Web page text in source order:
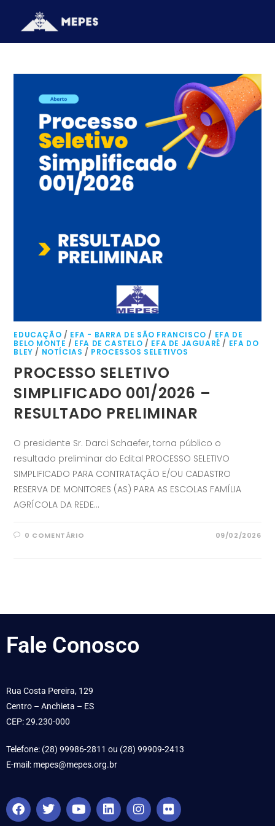
EDUCAÇÃO / EFA - BARRA DE SÃO FRANCISCO / EFA DE
BELO MONTE / EFA DE CASTELO / EFA DE JAGUARÉ / EFA DO
BLEY / NOTÍCIAS / PROCESSOS SELETIVOS
PROCESSO SELETIVO
SIMPLIFICADO 001/2026 –
RESULTADO PRELIMINAR
O presidente Sr. Darci Schaefer, torna público o
resultado preliminar do Edital PROCESSO SELETIVO
SIMPLIFICADO PARA CONTRATAÇÃO E/OU CADASTRO
RESERVA DE MONITORES (AS) PARA AS ESCOLAS FAMÍLIA
AGRÍCOLA DA REDE…
0 COMENTÁRIO 09/02/2026
Fale Conosco
Rua Costa Pereira, 129
Centro – Anchieta – ES
CEP: 29.230-000
Telefone: (28) 99986-2811 ou (28) 99909-2413
E-mail: mepes@mepes.org.br